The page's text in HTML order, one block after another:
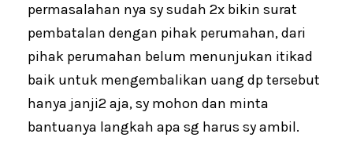
permasalahan nya sy sudah 2x bikin surat
pembatalan dengan pihak perumahan, dari
pihak perumahan belum menunjukan itikad
baik untuk mengembalikan uang dp tersebut
hanya janji2 aja, sy mohon dan minta
bantuanya langkah apa sg harus sy ambil.